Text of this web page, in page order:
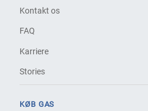
Kontakt os
FAQ
Karriere
Stories
KØB GAS